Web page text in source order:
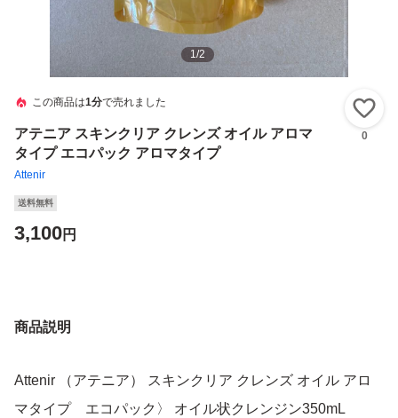
1/2
この商品は1分で売れました
アテニア スキンクリア クレンズ オイル アロマ
タイプ エコパック アロマタイプ
Attenir
0
送料無料
3,100円
商品説明
Attenir （アテニア） スキンクリア クレンズ オイル アロ
マタイプ エコパック〉 オイル状クレンジン350mL